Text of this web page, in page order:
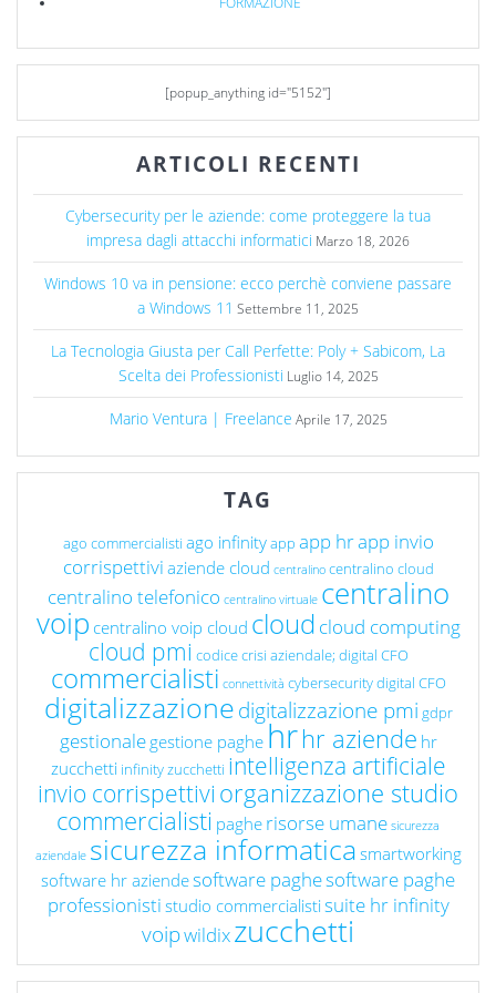
[popup_anything id="5152"]
ARTICOLI RECENTI
Cybersecurity per le aziende: come proteggere la tua
impresa dagli attacchi informatici Marzo 18, 2026
Windows 10 va in pensione: ecco perchè conviene passare
a Windows 11 Settembre 11, 2025
La Tecnologia Giusta per Call Perfette: Poly + Sabicom, La
Scelta dei Professionisti Luglio 14, 2025
Mario Ventura | Freelance Aprile 17, 2025
TAG
ago commercialisti ago infinityapp app hrapp invio
corrispettivi aziende cloud centralino centralino cloud
centralino telefonico centralino virtuale centralino
voip centralino voip cloud cloud cloud computing
cloud pmi codice crisi aziendale; digital CFO
commercialisti connettività cybersecuritydigital CFO
digitalizzazionedigitalizzazione pmi gdpr
gestionale gestione paghe hrhr aziende hr
zucchetti infinity zucchetti intelligenza artificiale
invio corrispettivi organizzazione studio
commercialisti paghe risorse umane sicurezza
aziendale sicurezza informatica smartworking
software hr aziendesoftware paghesoftware paghe
professionisti studio commercialisti suite hr infinity
voipwildixzucchetti